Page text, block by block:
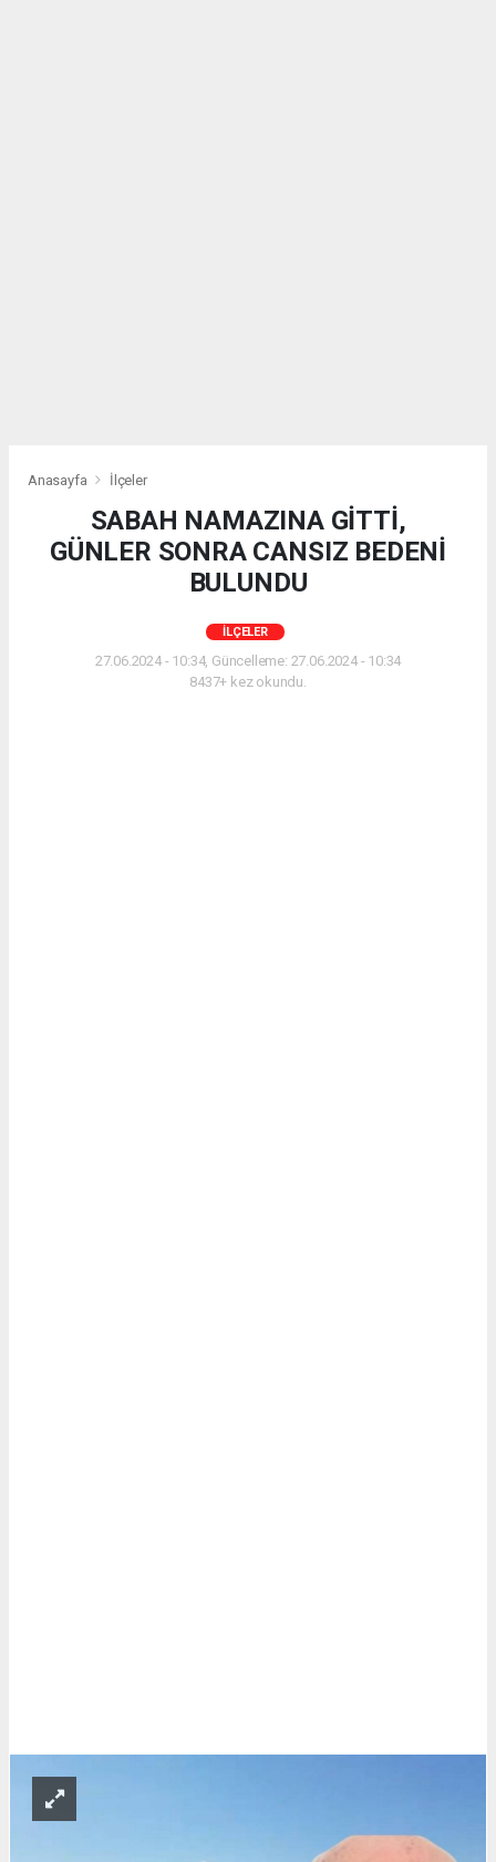
Anasayfa İlçeler
SABAH NAMAZINA GİTTİ,
GÜNLER SONRA CANSIZ BEDENİ
BULUNDU
İLÇELER
27.06.2024 - 10:34, Güncelleme: 27.06.2024 - 10:34
8437+ kez okundu.